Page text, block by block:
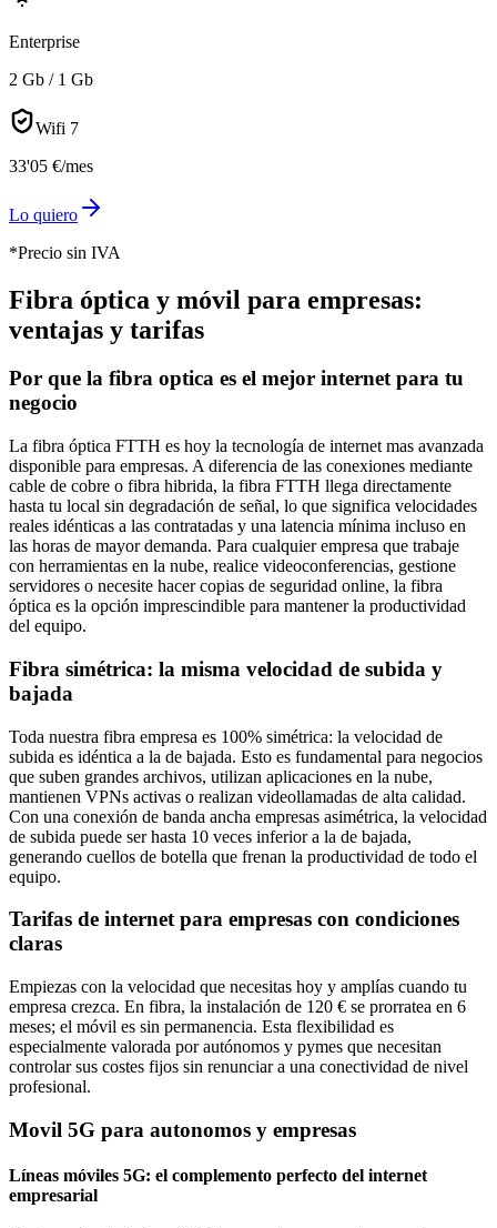
Enterprise
2 Gb / 1 Gb
Wifi 7
33'05 €/mes
Lo quiero
*Precio sin IVA
Fibra óptica y móvil para empresas:
ventajas y tarifas
Por que la fibra optica es el mejor internet para tu
negocio
La fibra óptica FTTH es hoy la tecnología de internet mas avanzada
disponible para empresas. A diferencia de las conexiones mediante
cable de cobre o fibra hibrida, la fibra FTTH llega directamente
hasta tu local sin degradación de señal, lo que significa velocidades
reales idénticas a las contratadas y una latencia mínima incluso en
las horas de mayor demanda. Para cualquier empresa que trabaje
con herramientas en la nube, realice videoconferencias, gestione
servidores o necesite hacer copias de seguridad online, la fibra
óptica es la opción imprescindible para mantener la productividad
del equipo.
Fibra simétrica: la misma velocidad de subida y
bajada
Toda nuestra fibra empresa es 100% simétrica: la velocidad de
subida es idéntica a la de bajada. Esto es fundamental para negocios
que suben grandes archivos, utilizan aplicaciones en la nube,
mantienen VPNs activas o realizan videollamadas de alta calidad.
Con una conexión de banda ancha empresas asimétrica, la velocidad
de subida puede ser hasta 10 veces inferior a la de bajada,
generando cuellos de botella que frenan la productividad de todo el
equipo.
Tarifas de internet para empresas con condiciones
claras
Empiezas con la velocidad que necesitas hoy y amplías cuando tu
empresa crezca. En fibra, la instalación de 120 € se prorratea en 6
meses; el móvil es sin permanencia. Esta flexibilidad es
especialmente valorada por autónomos y pymes que necesitan
controlar sus costes fijos sin renunciar a una conectividad de nivel
profesional.
Movil 5G para autonomos y empresas
Líneas móviles 5G: el complemento perfecto del internet
empresarial